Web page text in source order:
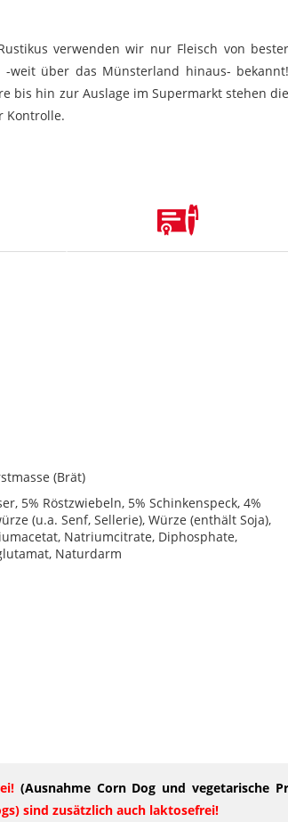
verwenden wir nur Fleisch von bester
weit über das Münsterland hinaus- bekannt!
bis hin zur Auslage im Supermarkt stehen die
Kontrolle.
(Brät)
5% Röstzwiebeln, 5% Schinkenspeck, 4%
(u.a. Senf, Sellerie), Würze (enthält Soja),
Natriumcitrate, Diphosphate,
Naturdarm
(Ausnahme Corn Dog und vegetarische
sind zusätzlich auch laktosefrei!